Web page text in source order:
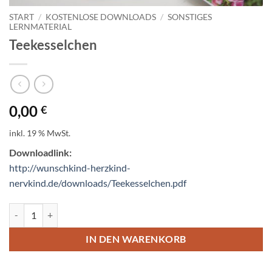
START / KOSTENLOSE DOWNLOADS / SONSTIGES
LERNMATERIAL
Teekesselchen
0,00 €
inkl. 19 % MwSt.
Downloadlink:
http://wunschkind-herzkind-
nervkind.de/downloads/Teekesselchen.pdf
IN DEN WARENKORB